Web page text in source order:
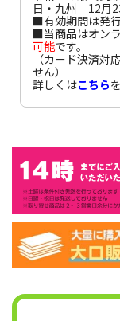
日・九州 12月
■有効期間は発
■当商品はオン
可能です。
（カード決済
せん）
詳しくはこちら